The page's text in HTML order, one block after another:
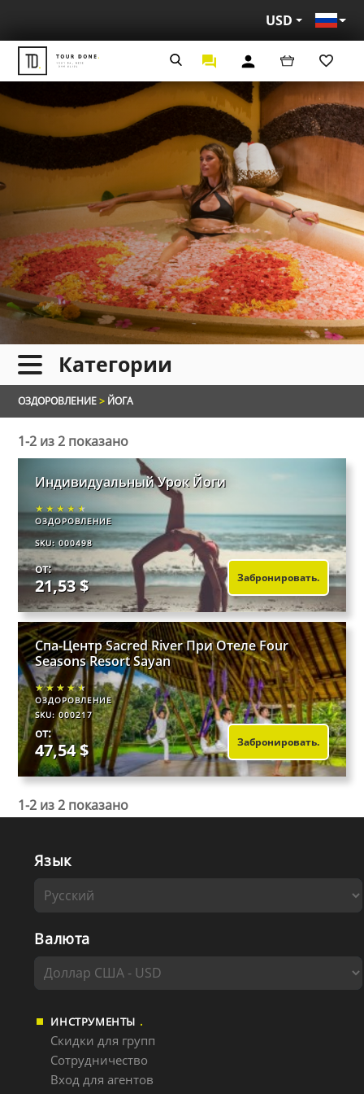
USD Рус
Категории
ОЗДОРОВЛЕНИЕ> ЙОГА
1-2 из 2 показано
Индивидуальный Урок Йоги
★★★★★
★★★★★
★★★★★
ОЗДОРОВЛЕНИЕ
SKU: 000498
от:
21,53 $ Забронировать.
Спа-Центр Sacred River При Отеле Four
Seasons Resort Sayan
★★★★★
★★★★★
★★★★★
ОЗДОРОВЛЕНИЕ
SKU: 000217
от:
47,54 $ Забронировать.
1-2 из 2 показано
ИНСТРУМЕНТЫ
Скидки для групп
Сотрудничество
Вход для агентов
Язык
Валюта